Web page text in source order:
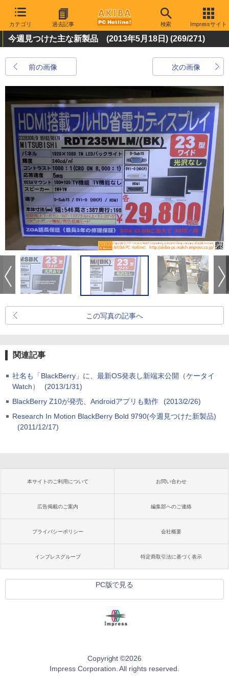
カテゴリ 過去記事 検索 Impressサイト
今週見つけた主な新製品 (2013年5月18日) (269/271)
前の画像 次の画像
この写真の記事へ
関連記事
社名も「BlackBerry」に、最新OS発表し新端末公開（ケータイ
Watch）
(2013/1/31)
BlackBerry Z10が発売、Androidアプリも動作
(2013/2/26)
Research In Motion BlackBerry Bold 9790(今週見つけた新製品)
(2011/12/17)
本サイトのご利用について お問い合わせ
広告掲載のご案内 編集部へのご連絡
プライバシーポリシー 会社概要
インプレスグループ 特定商取引法に基づく表示
PC版で見る
Copyright ©2026
Impress Corporation. All rights reserved.